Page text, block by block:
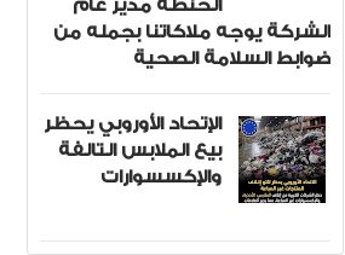
الشركة يوجه ملاكاتنا بجمله من
ضوابط السلامة الصحية
الإتحاد الأوروبي يحظر
بيع الملابس التالفة
والإكسسوارات